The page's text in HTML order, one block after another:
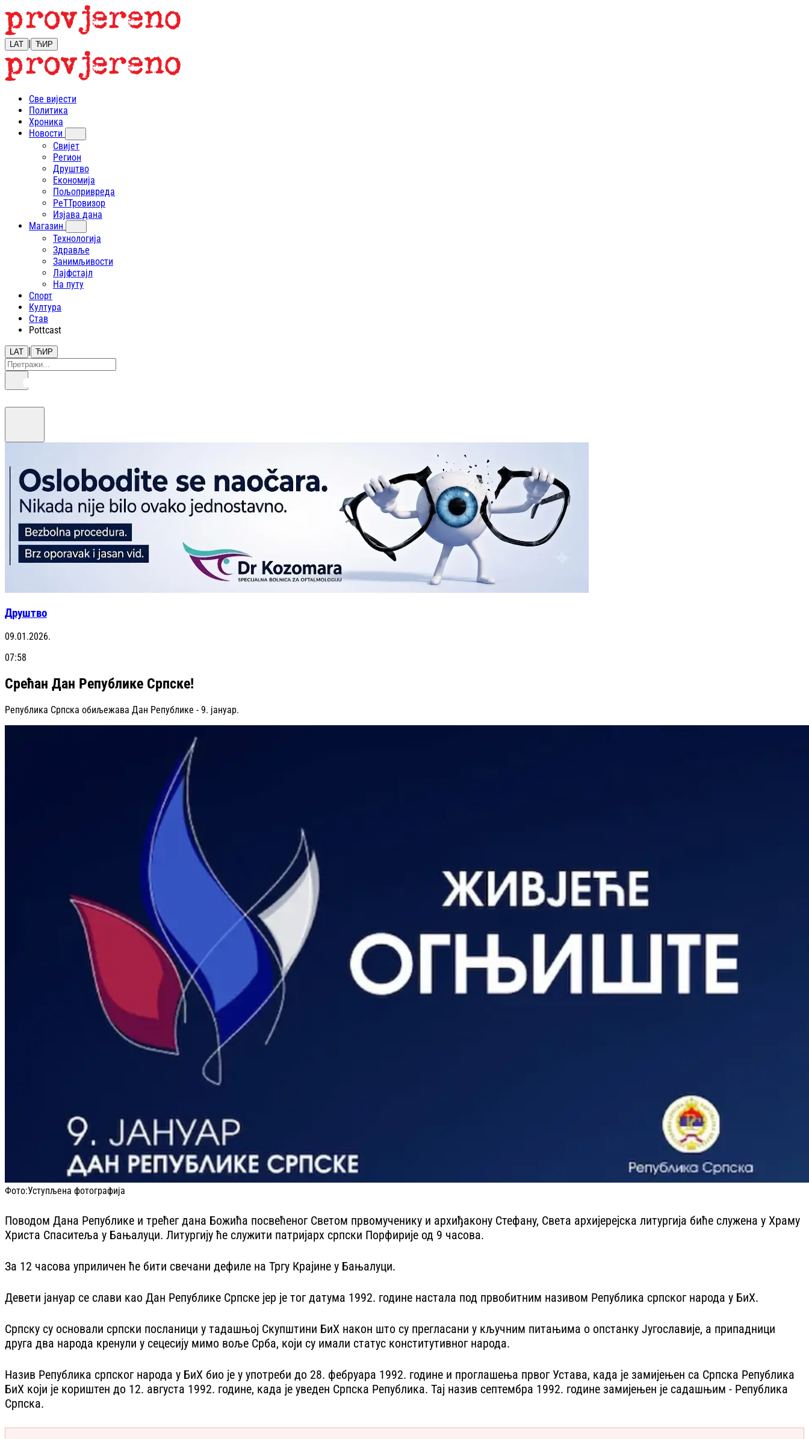
LAT | ЋИР
Све вијести
Политика
Хроника
Новости
Свијет
Регион
Друштво
Економија
Пољопривреда
РеТТровизор
Изјава дана
Магазин
Технологија
Здравље
Занимљивости
Лајфстajл
На путу
Спорт
Култура
Став
Pottcast
LAT | ЋИР
Друштво
09.01.2026.
07:58
Срећан Дан Републике Српске!
Република Српска обиљежава Дан Републике - 9. јануар.
Фото:Уступљена фотографија
Поводом Дана Републике и трећег дана Божића посвећеног Светом првомученику и архиђакону Стефану, Света архијерејска литургија биће служена у Храму
Христа Спаситеља у Бањалуци. Литургију ће служити патријарх српски Порфирије од 9 часова.
За 12 часова уприличен ће бити свечани дефиле на Тргу Крајине у Бањалуци.
Девети јануар се слави као Дан Републике Српске јер је тог датума 1992. године настала под првобитним називом Република српског народа у БиХ.
Српску су основали српски посланици у тадашњој Скупштини БиХ након што су прегласани у кључним питањима о опстанку Југославије, а припадници
друга два народа кренули у сецесију мимо воље Срба, који су имали статус конститутивног народа.
Назив Република српског народа у БиХ био је у употреби до 28. фебруара 1992. године и проглашења првог Устава, када је замијењен са Српска Република
БиХ који је кориштен до 12. августа 1992. године, када је уведен Српска Република. Тај назив септембра 1992. године замијењен је садашњим - Република
Српска.